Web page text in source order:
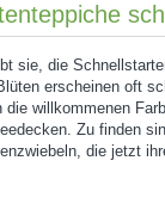
sie, die
erscheinen oft
die willkommenen
Zu finden
die jetzt